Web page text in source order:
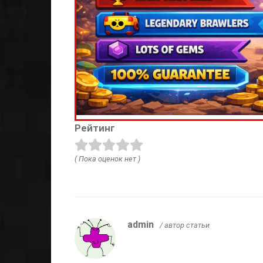
Рейтинг
( Пока оценок нет )
admin / автор статьи